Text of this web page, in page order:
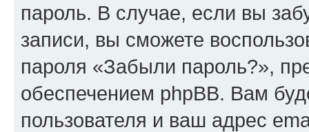
пароль. В случае, если вы
записи, вы сможете
пароля «Забыли пароль?»,
обеспечением phpBB. Вам
пользователя и ваш адрес